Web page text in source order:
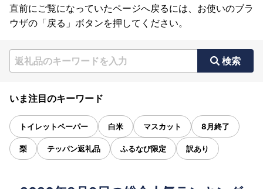
直前にご覧になっていたページへ戻るには、お使いのブラ
ウザの「戻る」ボタンを押してください。
検索
いま注目のキーワード
トイレットペーパー 白米 マスカット 8月終了
梨 テッパン返礼品 ふるなび限定 訳あり